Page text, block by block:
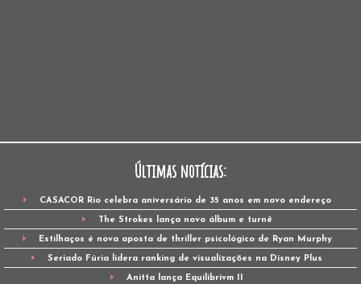
Últimas notícias:
CASACOR Rio celebra aniversário de 35 anos em novo endereço
The Strokes lança novo álbum e turnê
Estilhaços é nova aposta de thriller psicológico de Ryan Murphy
Seriado Fúria lidera ranking de visualizações na Disney Plus
Anitta lança Equilibrivm II